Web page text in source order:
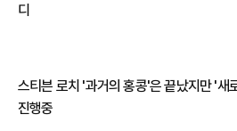
디
스티븐 로치 '과거의 홍콩'은 끝났지만 '새
진행중